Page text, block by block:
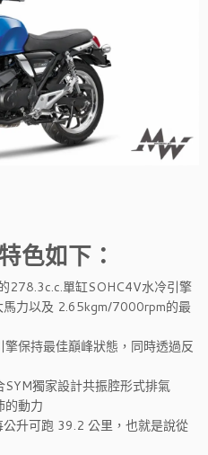
色如下：
278.3c.c.單缸SOHC4V水冷引擎
力以及 2.65kgm/7000rpm的最
保持最佳巔峰狀態，同時透過反
獨家設計共振腔形式排氣
的動力
升可跑 39.2 公里，也就是說從